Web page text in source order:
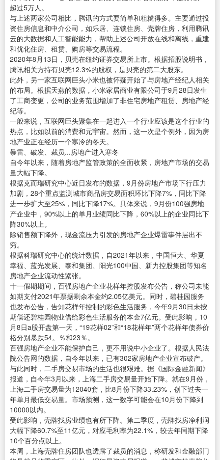
超过5万人。
与上述两家公司相比，腾讯的方式要简单和粗糙得多。主要通过投
资住房信息和中介公司，如乐居、连锁住房、壳牌住房，利用腾讯
云的大数据和人工智能能力，帮助上述公司开放在线和离线，重建
和优化住房、租赁、购房等交易流程。
2020年8月13日，贝壳在纽约证券交易所上市。根据招股说明书，
腾讯相关方持有贝壳12.3%的股权，是贝壳的第二大股东。
此外，另一家互联网巨头小米也被怀疑开始了与房地产经纪人相关
的布局。根据天燕的数据，小米家居商业有限公司于9月28日发生
了工商变更，公司的业务范围增加了非住宅房地产租赁、房地产经
纪等。
一般来说，互联网巨头聚集在一起进入一个行业应该是这个行业的
热点，比如以前的消费和元宇宙。然而，这一次是个例外，因为房
地产业正在经历一个寒冷的冬天。
暴雷、破发、裁员...房地产进入寒冬
自今年以来，随着房地产监管政策的全面收紧，房地产市场的交易
量大幅下降。
根据克而瑞研究中心近日发布的数据，9月份房地产市场下行压力
加剧，28个重点监测城市商品房交易面积环比下降7%，同比下降
进一步扩大至25%，同比下降17%。具体来说，9月份100强房地
产企业中，90%以上的单月业绩同比下降，60%以上的企业同比下
降30%以上。
除销售额下降外，现金流压力引发的房地产企业爆雷事件层出不
穷。
根据科瑞研究中心的统计数据，自2021年以来，中国恒大、华夏
幸福、蓝光发展、泰和集团、阳光100中国、新力控股集团等知名
房地产企业流动性紧张。
十一假期期间，百强房地产企业花样年控股发布公告，称公司未能
如期支付2021年票据剩余本金约2.05亿美元。同时，碧桂园服务
也发布公告，告知花样年控制的彩色生活服务，今年9月30日未按
期偿还碧桂园物业借给彩色生活服务的本金7亿元。受此影响，10
月8日a股开盘第一天，“19花样02”和“18花样年”两个花样年债券价
格分别暴跌54。％和23％。
百强房地产企业不能保护自己，更不用说中小企业了。根据人民法
院公告网的数据，自今年以来，已有302家房地产企业宣布破产。
与此同时，二手房交易市场的生活也很艰难。据《国际金融新闻》
报道，自今年3月以来，上海二手房交易量开始下降。就在9月份，
上海二手房交易量为12040套，比8月份下降33.23%，创下过去一
年单月最低交易量。市场预测，这一数字可能会在10月份下降到
10000以内。
受此影响，壳牌找房业绩也有所下降。第二季度，壳牌找房净利润
大幅下降60.7%至11亿元，对应毛利率为22.1%，较去年同期下降
10个百分点以上。
本周，上海壳牌住房团队也透露了裁员的消息，称研发和金融部门